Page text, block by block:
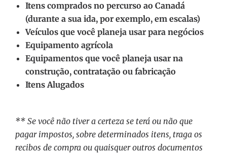
Itens comprados no percurso ao Canadá
(durante a sua ida, por exemplo, em escalas)
Veículos que você planeja usar para negócios
Equipamento agrícola
Equipamentos que você planeja usar na
construção, contratação ou fabricação
Itens Alugados
** Se você não tiver a certeza se terá ou não que
pagar impostos, sobre determinados itens, traga os
recibos de compra ou quaisquer outros documentos